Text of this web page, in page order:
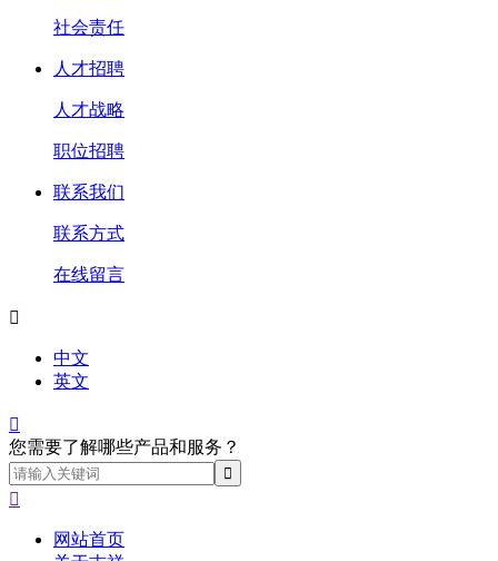
社会责任
人才招聘
人才战略
职位招聘
联系我们
联系方式
在线留言

中文
英文

您需要了解哪些产品和服务？

网站首页